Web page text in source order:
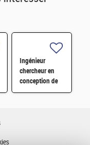
Ingénieur
chercheur en
conception de
circuits intégrés